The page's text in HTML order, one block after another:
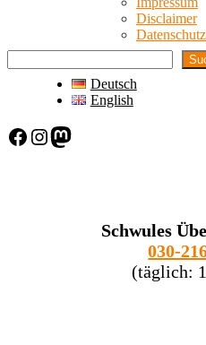
Disclaimer
Deutsch
English
Facebook Instagram Mastodon
Schwules
030-
(täglich: